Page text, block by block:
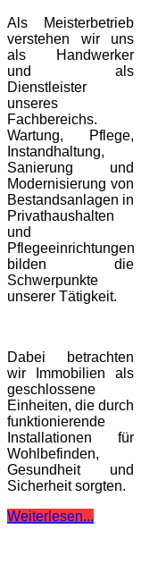
Als Meisterbetrieb
verstehen wir uns
als Handwerker
und als
Dienstleister
unseres
Fachbereichs.
Wartung, Pflege,
Instandhaltung,
Sanierung und
Modernisierung von
Bestandsanlagen in
Privathaushalten
und
Pflegeeinrichtungen
bilden die
Schwerpunkte
unserer Tätigkeit.
Dabei betrachten
wir Immobilien als
geschlossene
Einheiten, die durch
funktionierende
Installationen für
Wohlbefinden,
Gesundheit und
Sicherheit sorgten.
Weiterlesen...